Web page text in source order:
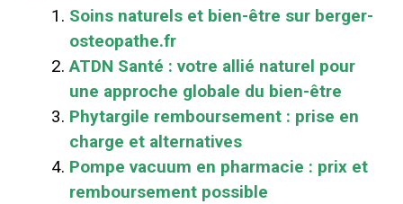
Soins naturels et bien-être sur berger-
osteopathe.fr
ATDN Santé : votre allié naturel pour
une approche globale du bien-être
Phytargile remboursement : prise en
charge et alternatives
Pompe vacuum en pharmacie : prix et
remboursement possible